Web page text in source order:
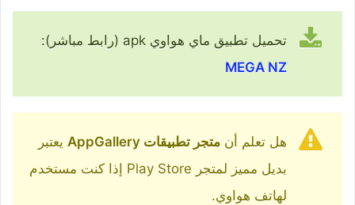
تحميل تطبيق ماي هواوي apk (رابط مباشر):
MEGA NZ
هل تعلم أن متجر تطبيقات AppGallery
يعتبر
بديل مميز لمتجر Play Store إذا كنت مستخدم
لهاتف هواوي.